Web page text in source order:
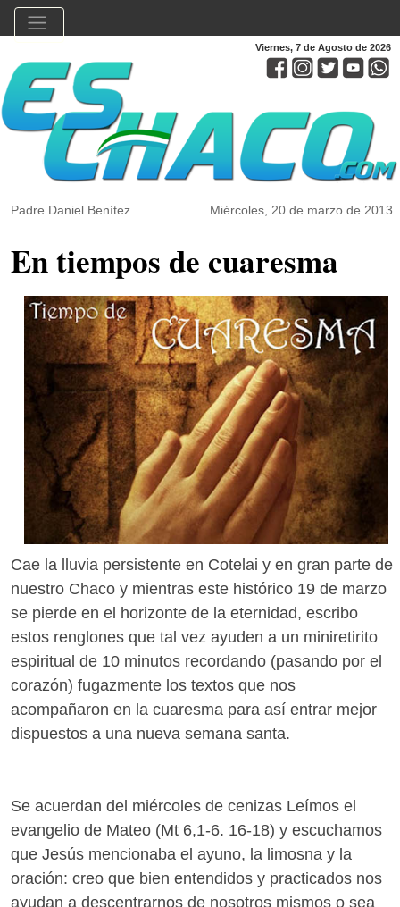
Viernes, 7 de Agosto de 2026
Padre Daniel Benítez Miércoles, 20 de marzo de 2013
En tiempos de cuaresma
Cae la lluvia persistente en Cotelai y en gran parte de
nuestro Chaco y mientras este histórico 19 de marzo
se pierde en el horizonte de la eternidad, escribo
estos renglones que tal vez ayuden a un miniretirito
espiritual de 10 minutos recordando (pasando por el
corazón) fugazmente los textos que nos
acompañaron en la cuaresma para así entrar mejor
dispuestos a una nueva semana santa.
Se acuerdan del miércoles de cenizas Leímos el
evangelio de Mateo (Mt 6,1-6. 16-18) y escuchamos
que Jesús mencionaba el ayuno, la limosna y la
oración: creo que bien entendidos y practicados nos
ayudan a descentrarnos de nosotros mismos o sea